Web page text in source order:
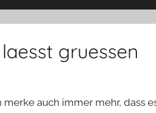
gruessen
merke auch immer mehr, dass